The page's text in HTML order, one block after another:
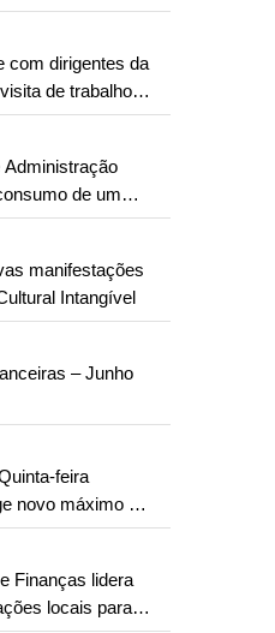
e Macau em
com dirigentes da
de trabalho
Administração
de um
manifestações
Intangível
– Junho
feira
novo máximo em
Finanças lidera
locais para